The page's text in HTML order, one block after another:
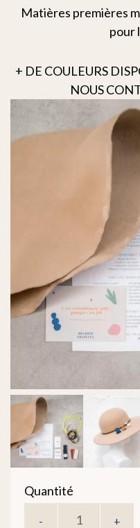
Matières premières
pour
+ DE COULEURS
NOUS
Quantité
- +